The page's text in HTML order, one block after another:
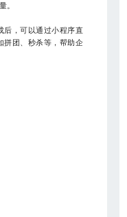
。
后，可以通过小程序直
拼团、秒杀等，帮助企